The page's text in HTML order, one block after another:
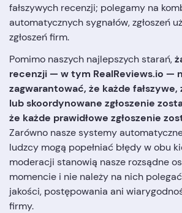
fałszywych recenzji; polegamy na
automatycznych sygnałów, zgłoszeń
zgłoszeń firm.
Pomimo naszych najlepszych starań,
recenzji — w tym RealReviews.io —
zagwarantować, że każde
lub skoordynowane zgłoszenie
że każde prawidłowe zgłoszenie
Zarówno nasze systemy
ludzcy mogą popełniać błędy w obu
moderacji stanowią nasze rozsądne
momencie i nie należy na nich
jakości, postępowania ani
firmy.